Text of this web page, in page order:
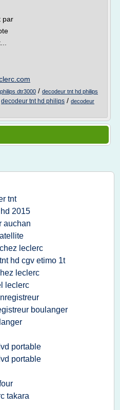
par
dtr3000 / decodeur tnt hd philips
decodeur tnt hd philips / decodeur
tnt
2015
auchan
leclerc
hd cgv etimo 1t
leclerc
leclerc
boulanger
portable
portable
takara